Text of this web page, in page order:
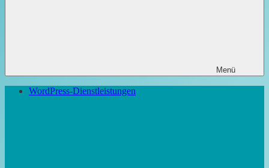
Menü
WordPress-Dienstleistungen